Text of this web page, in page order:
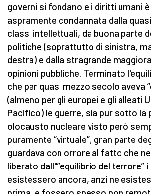
governi si fondano e i diritti umani
aspramente condannata dalla
classi intellettuali, da buona parte
politiche (soprattutto di sinistra,
destra) e dalla stragrande
opinioni pubbliche. Terminato
che per quasi mezzo secolo aveva
(almeno per gli europei e gli alleati
Pacifico) le guerre, sia pur sotto la
olocausto nucleare visto però
puramente “virtuale”, gran parte
guardava con orrore al fatto che
liberato dall''”equilibrio del terrore”
esistessero ancora, anzi ne